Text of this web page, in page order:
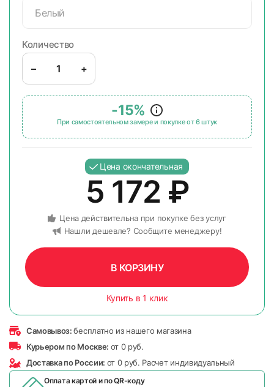
Белый
Количество
– +
-15%
При самостоятельном замере и покупке от 6 штук
Цена окончательная
5 172 ₽
Цена действительна при покупке без услуг
Нашли дешевле? Сообщите менеджеру!
В КОРЗИНУ
Купить в 1 клик
Самовывоз:бесплатно из нашего магазина
Курьером по Москве: от 0 руб.
Доставка по России: от 0 руб. Расчет индивидуальный
Оплата картой и поQR-коду